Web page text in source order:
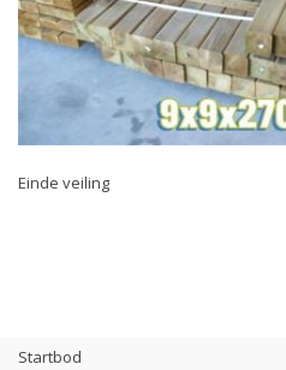
Einde veiling
Startbod